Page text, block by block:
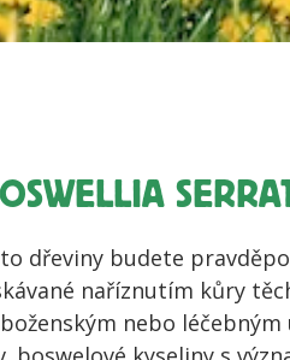
dřeviny budete
naříznutím kůry
nebo